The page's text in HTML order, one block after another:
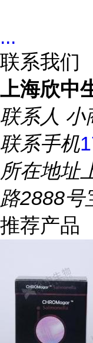
...
联系我们
上海欣中
联系人 小
联系手机
所在地址
路2888号
推荐产品